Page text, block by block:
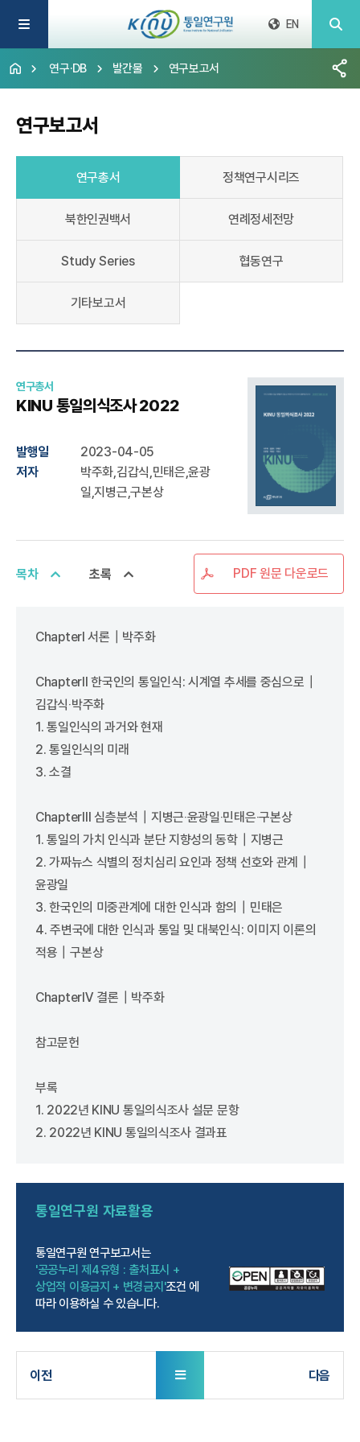
EN
연구·DB 발간물 연구보고서
연구보고서
연구총서 정책연구시리즈
북한인권백서 연례정세전망
Study Series 협동연구
기타보고서
연구총서
KINU 통일의식조사 2022
발행일
2023-04-05
저자
박주화,김갑식,민태은,윤광
일,지병근,구본상
목차 초록 PDF 원문 다운로드
ChapterⅠ 서론┃박주화
ChapterⅡ 한국인의 통일인식: 시계열 추세를 중심으로┃
김갑식‧박주화
1. 통일인식의 과거와 현재
2. 통일인식의 미래
3. 소결
ChapterⅢ 심층분석┃지병근‧윤광일‧민태은‧구본상
1. 통일의 가치 인식과 분단 지향성의 동학┃지병근
2. 가짜뉴스 식별의 정치심리 요인과 정책 선호와 관계┃
윤광일
3. 한국인의 미중관계에 대한 인식과 함의┃민태은
4. 주변국에 대한 인식과 통일 및 대북인식: 이미지 이론의
적용┃구본상
ChapterⅣ 결론┃박주화
참고문헌
부록
1. 2022년 KINU 통일의식조사 설문 문항
2. 2022년 KINU 통일의식조사 결과표
통일연구원 자료활용
통일연구원 연구보고서는
'공공누리 제4유형 : 출처표시 +
상업적 이용금지 + 변경금지'조건 에
따라 이용하실 수 있습니다.